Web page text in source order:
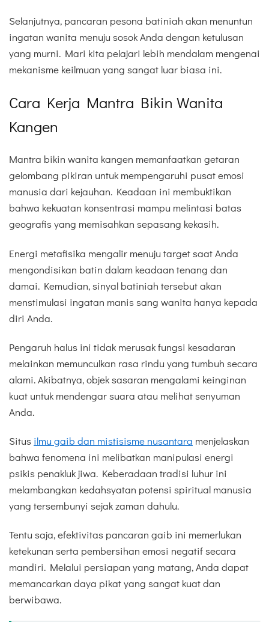
Selanjutnya, pancaran pesona batiniah akan menuntun
ingatan wanita menuju sosok Anda dengan ketulusan
yang murni. Mari kita pelajari lebih mendalam mengenai
mekanisme keilmuan yang sangat luar biasa ini.
Cara Kerja Mantra Bikin Wanita
Kangen
Mantra bikin wanita kangen memanfaatkan getaran
gelombang pikiran untuk mempengaruhi pusat emosi
manusia dari kejauhan. Keadaan ini membuktikan
bahwa kekuatan konsentrasi mampu melintasi batas
geografis yang memisahkan sepasang kekasih.
Energi metafisika mengalir menuju target saat Anda
mengondisikan batin dalam keadaan tenang dan
damai. Kemudian, sinyal batiniah tersebut akan
menstimulasi ingatan manis sang wanita hanya kepada
diri Anda.
Pengaruh halus ini tidak merusak fungsi kesadaran
melainkan memunculkan rasa rindu yang tumbuh secara
alami. Akibatnya, objek sasaran mengalami keinginan
kuat untuk mendengar suara atau melihat senyuman
Anda.
Situs ilmu gaib dan mistisisme nusantara menjelaskan
bahwa fenomena ini melibatkan manipulasi energi
psikis penakluk jiwa. Keberadaan tradisi luhur ini
melambangkan kedahsyatan potensi spiritual manusia
yang tersembunyi sejak zaman dahulu.
Tentu saja, efektivitas pancaran gaib ini memerlukan
ketekunan serta pembersihan emosi negatif secara
mandiri. Melalui persiapan yang matang, Anda dapat
memancarkan daya pikat yang sangat kuat dan
berwibawa.